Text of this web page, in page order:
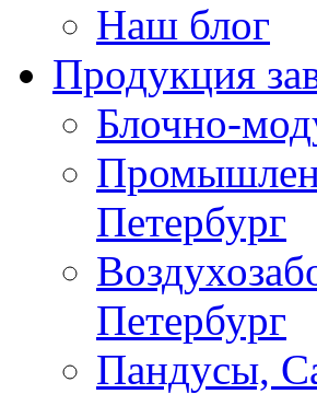
Наш блог
Продукция
Блочно-
Петербург
Петербург
Пандусы,